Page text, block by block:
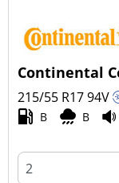
Continental
215/55 R1794V
B B